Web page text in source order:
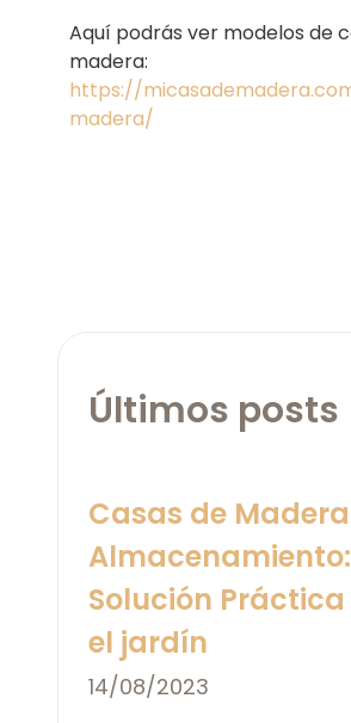
Aquí podrás ver modelos de
madera:
https://
madera/
Últimos posts
Casas de
Solución
el jardín
14/08/2023